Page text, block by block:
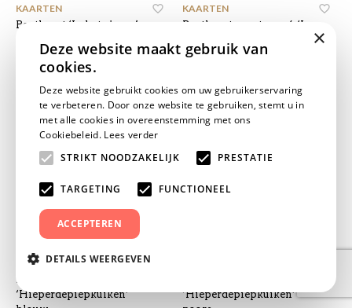
KAARTEN
Postkaart ‘In het circus’
1,25
KAARTEN
Postkaarten set van 4 ‘In
€5,00
Oorspronkelijke
was:
€ 5,00.
€4,40Huidige
is:
€ 4,40.
KAARTEN
Postkaart
‘Hieperdepiepkuiken’
‘Hieperdepiepkuiken’
×
Deze website maakt gebruik van
cookies.
Deze website gebruikt cookies om uw gebruikerservaring
te verbeteren. Door onze website te gebruiken, stemt u in
met alle cookies in overeenstemming met ons
Cookiebeleid. Lees verder
STRIKT NOODZAKELIJK
PRESTATIE
TARGETING FUNCTIONEEL
ACCEPTEREN
DETAILS WEERGEVEN